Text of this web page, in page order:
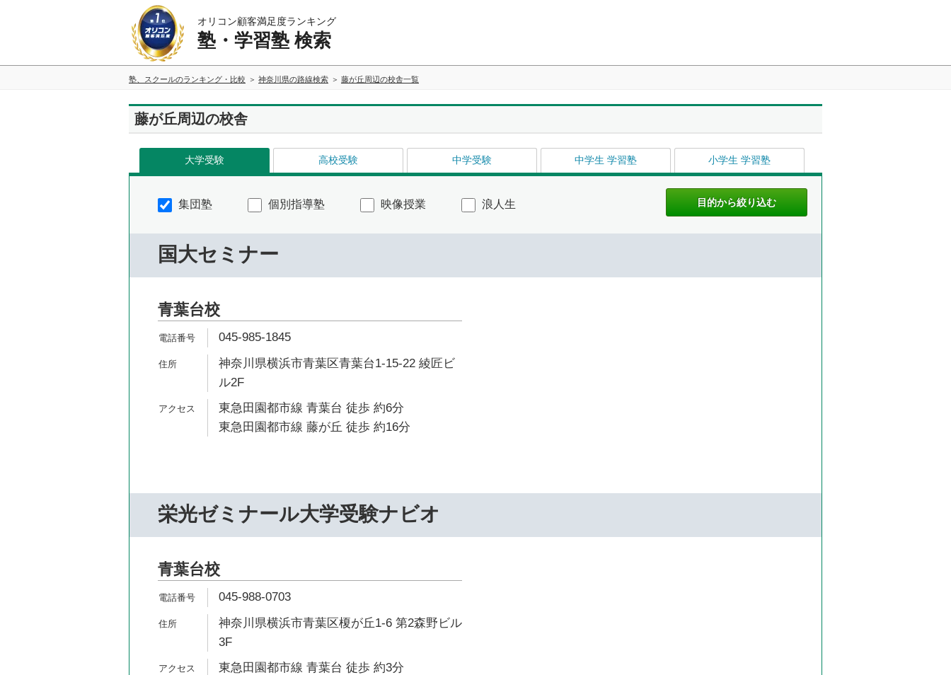
オリコン顧客満足度ランキング
塾・学習塾 検索
塾、スクールのランキング・比較 神奈川県の路線検索 藤が丘周辺の校舎一覧
藤が丘周辺の校舎
大学受験 高校受験 中学受験 中学生 学習塾 小学生 学習塾
集団塾 個別指導塾 映像授業 浪人生
国大セミナー
青葉台校
045-985-1845
神奈川県横浜市青葉区青葉台1-15-22 綾匠ビ
ル2F
東急田園都市線 青葉台 徒歩 約6分
東急田園都市線 藤が丘 徒歩 約16分
栄光ゼミナール大学受験ナビオ
青葉台校
045-988-0703
神奈川県横浜市青葉区榎が丘1-6 第2森野ビル
3F
東急田園都市線 青葉台 徒歩 約3分